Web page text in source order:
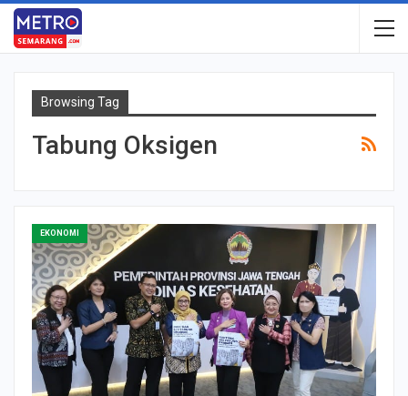
Browsing Tag
Tabung Oksigen
EKONOMI